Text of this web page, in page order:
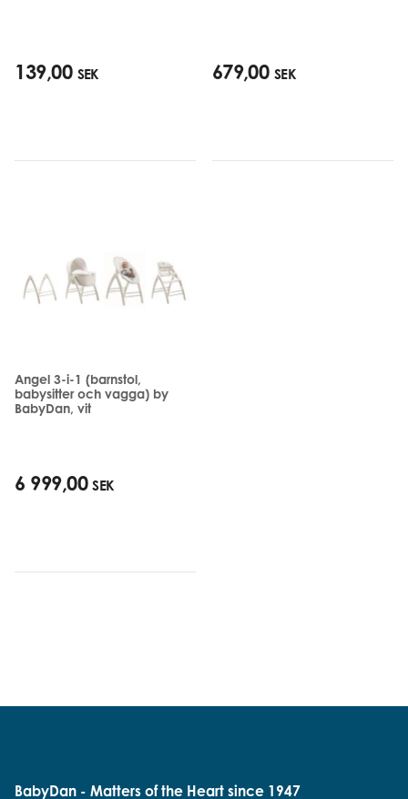
139,00 SEK 679,00 SEK
Angel 3-i-1 (barnstol,
babysitter och vagga) by
BabyDan, vit
6 999,00 SEK
BabyDan - Matters of the Heart since 1947